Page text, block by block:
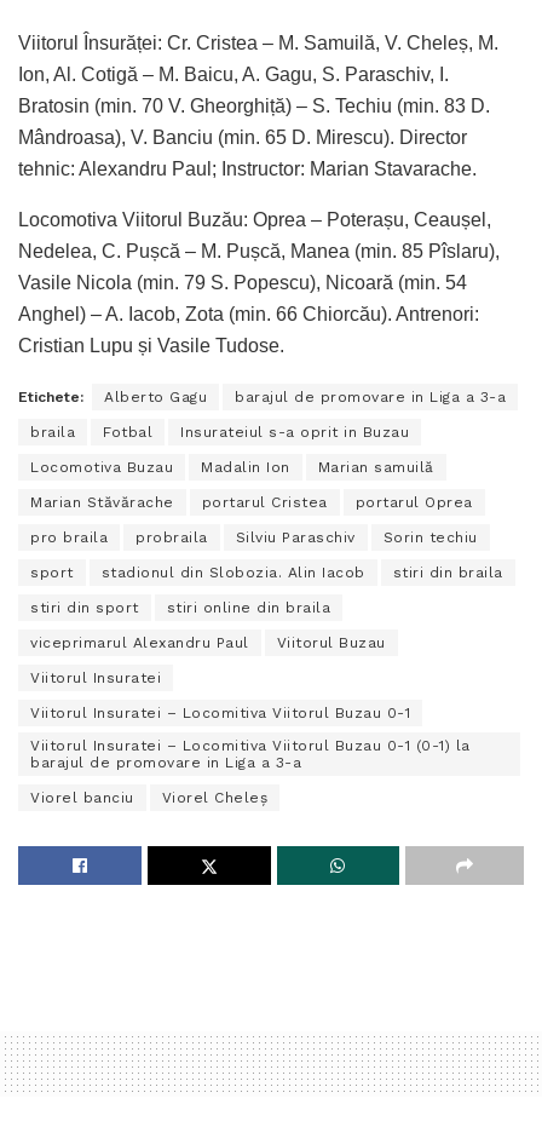
Viitorul Însurăței: Cr. Cristea – M. Samuilă, V. Cheleș, M.
Ion, Al. Cotigă – M. Baicu, A. Gagu, S. Paraschiv, I.
Bratosin (min. 70 V. Gheorghiță) – S. Techiu (min. 83 D.
Mândroasa), V. Banciu (min. 65 D. Mirescu). Director
tehnic: Alexandru Paul; Instructor: Marian Stavarache.
Locomotiva Viitorul Buzău: Oprea – Poterașu, Ceaușel,
Nedelea, C. Pușcă – M. Pușcă, Manea (min. 85 Pîslaru),
Vasile Nicola (min. 79 S. Popescu), Nicoară (min. 54
Anghel) – A. Iacob, Zota (min. 66 Chiorcău). Antrenori:
Cristian Lupu și Vasile Tudose.
Etichete: Alberto Gagu barajul de promovare in Liga a 3-a
braila Fotbal Insurateiul s-a oprit in Buzau
Locomotiva Buzau Madalin Ion Marian samuilă
Marian Stăvărache portarul Cristea portarul Oprea
pro braila probraila Silviu Paraschiv Sorin techiu
sport stadionul din Slobozia. Alin Iacob stiri din braila
stiri din sport stiri online din braila
viceprimarul Alexandru Paul Viitorul Buzau
Viitorul Insuratei
Viitorul Insuratei – Locomitiva Viitorul Buzau 0-1
Viitorul Insuratei – Locomitiva Viitorul Buzau 0-1 (0-1) la
barajul de promovare in Liga a 3-a
Viorel banciu Viorel Cheleș